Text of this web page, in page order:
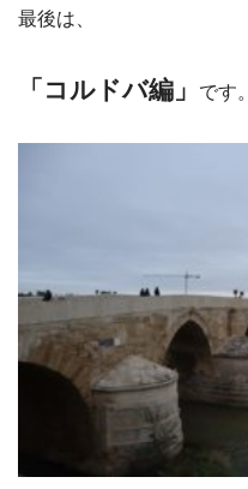
最後は、
「コルドバ編」 です。